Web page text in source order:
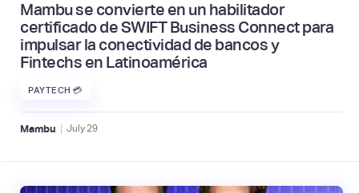
Mambu se convierte en un habilitador
certificado de SWIFT Business Connect para
impulsar la conectividad de bancos y
Fintechs en Latinoamérica
PAYTECH 💳
Mambu | July29